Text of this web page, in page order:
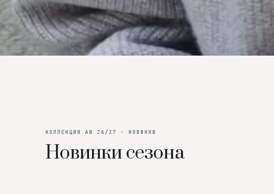
КОЛЛЕКЦИЯ AW 26/27 · НОВИНКИ
Новинки сезона